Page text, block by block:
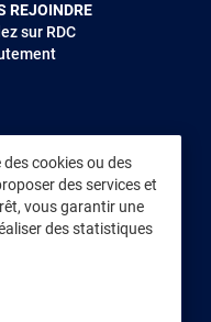
cookies ou des
des services et
vous garantir une
des statistiques
REJOINDRE
sur RDC